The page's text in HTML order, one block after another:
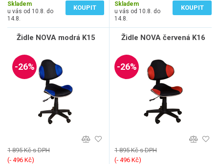
Skladem
u vás od 10.8. do
14.8.
KOUPIT
Skladem
u vás od 10.8. do
14.8.
KOUPIT
Židle NOVA modrá K15
-26%
1 895 Kč s DPH
(‐ 496 Kč)
Židle NOVA červená K16
-26%
1 895 Kč s DPH
(‐ 496 Kč)